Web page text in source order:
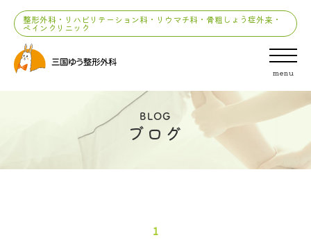
整形外科・リハビリテーション科・リウマチ科・骨粗しょう症外来・
ペインクリニック
menu
BLOG
ブログ
1